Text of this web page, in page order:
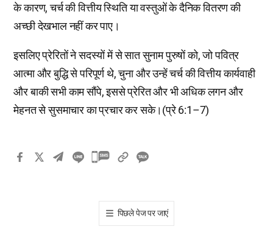
के कारण, चर्च की वित्तीय स्थिति या वस्तुओं के दैनिक वितरण की
अच्छी देखभाल नहीं कर पाए।
इसलिए प्रेरितों ने सदस्यों में से सात सुनाम पुरुषों को, जो पवित्र
आत्मा और बुद्धि से परिपूर्ण थे, चुना और उन्हें चर्च की वित्तीय कार्यवाही
और बाकी सभी काम सौंपे, इससे प्रेरित और भी अधिक लगन और
मेहनत से सुसमाचार का प्रचार कर सके।(प्रे 6:1–7)
카
톡
공
पिछले पेज पर जाएं